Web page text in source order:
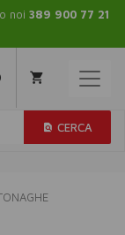
noi 389 900 77 21
CERCA